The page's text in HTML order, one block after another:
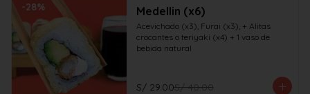
-28% Medellin (x6)
Acevichado (x3), Furai (x3), + Alitas
crocantes o teriyaki (x4) + 1 vaso de
bebida natural
S/ 29.00S/ 40.00